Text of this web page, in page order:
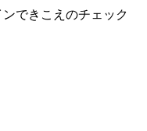
できこえのチェック